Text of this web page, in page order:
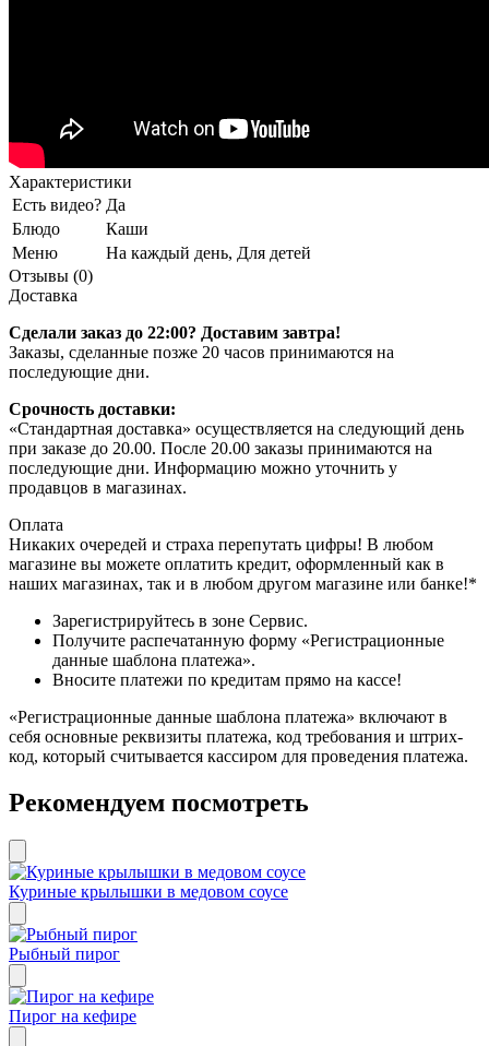
Характеристики
Есть видео? Да
Блюдо
Каши
Меню
На каждый день, Для детей
Отзывы (0)
Доставка
Сделали заказ до 22:00? Доставим завтра!
Заказы, сделанные позже 20 часов принимаются на
последующие дни.
Срочность доставки:
«Стандартная доставка» осуществляется на следующий день
при заказе до 20.00. После 20.00 заказы принимаются на
последующие дни. Информацию можно уточнить у
продавцов в магазинах.
Оплата
Никаких очередей и страха перепутать цифры! В любом
магазине вы можете оплатить кредит, оформленный как в
наших магазинах, так и в любом другом магазине или банке!*
Зарегистрируйтесь в зоне Сервис.
Получите распечатанную форму «Регистрационные
данные шаблона платежа».
Вносите платежи по кредитам прямо на кассе!
«Регистрационные данные шаблона платежа» включают в
себя основные реквизиты платежа, код требования и штрих-
код, который считывается кассиром для проведения платежа.
Рекомендуем посмотреть
Куриные крылышки в медовом соусе
Рыбный пирог
Пирог на кефире